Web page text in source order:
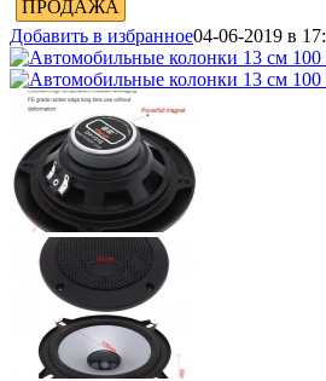
ПРОДАЖА
Добавить в избранное04-06-2019 в